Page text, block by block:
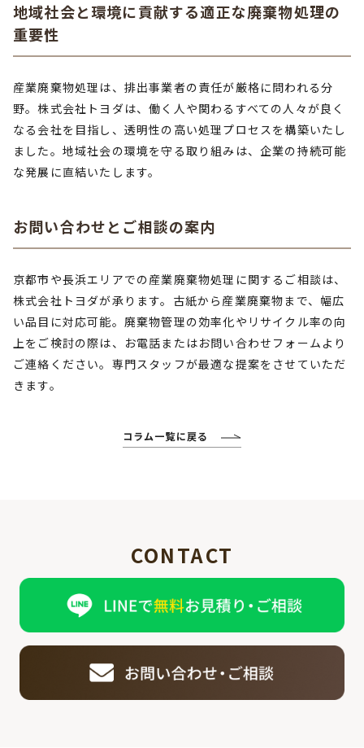
地域社会と環境に貢献する適正な廃棄物処理の
重要性
産業廃棄物処理は、排出事業者の責任が厳格に問われる分
野。株式会社トヨダは、働く人や関わるすべての人々が良く
なる会社を目指し、透明性の高い処理プロセスを構築いたし
ました。地域社会の環境を守る取り組みは、企業の持続可能
な発展に直結いたします。
お問い合わせとご相談の案内
京都市や長浜エリアでの産業廃棄物処理に関するご相談は、
株式会社トヨダが承ります。古紙から産業廃棄物まで、幅広
い品目に対応可能。廃棄物管理の効率化やリサイクル率の向
上をご検討の際は、お電話またはお問い合わせフォームより
ご連絡ください。専門スタッフが最適な提案をさせていただ
きます。
コラム一覧に戻る
CONTACT